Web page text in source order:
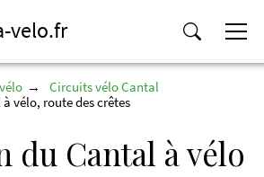
velo.fr
Circuits vélo Cantal
vélo, route des crêtes
du Cantal à vélo